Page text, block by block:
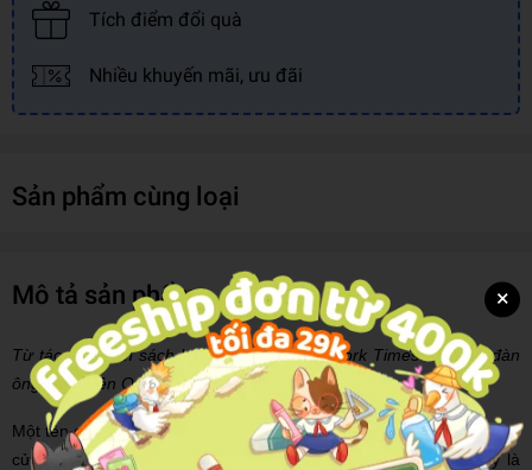
Tích điểm đổi quà
Nhiều khuyến mãi, ưu đãi
Sản phẩm cùng loại
Mô tả sản phẩm
Từ tác giả cuốn sách bán chạy số 1 New York Times – Người đàn
ông mang tên Ove
Một tên cướp ngân hàng thất bại đã xông vào một căn hộ đang mở
cửa và bắt giữ tất cả những người trong đó làm con tin. Đây là
×